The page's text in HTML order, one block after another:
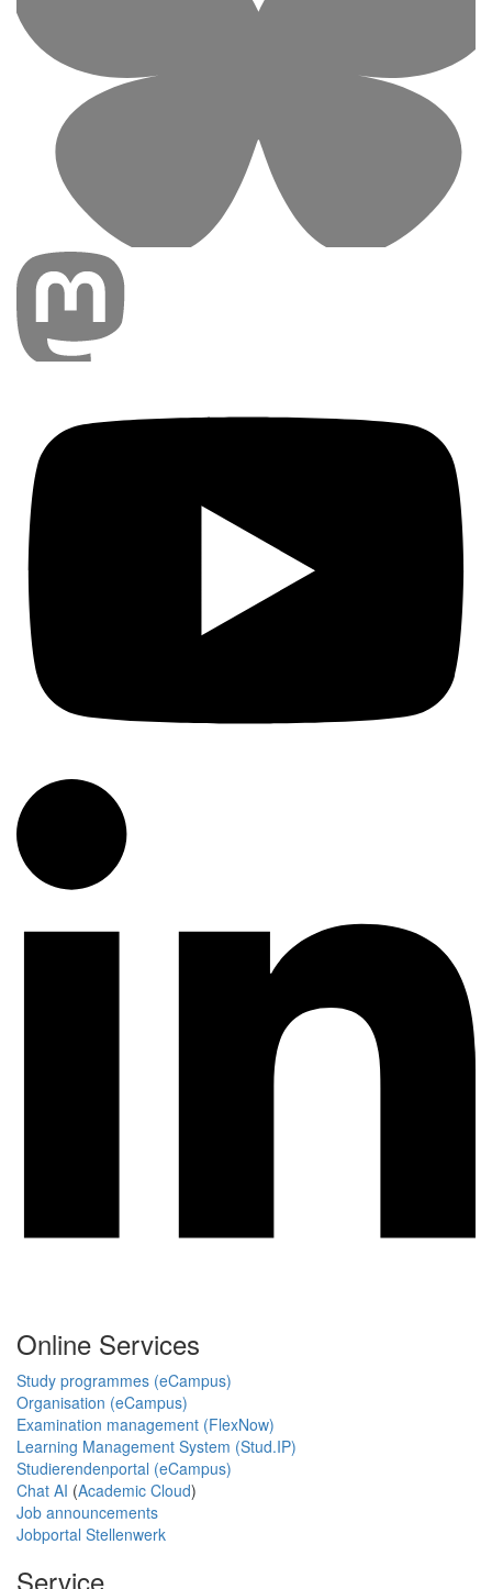
Online Services
Study programmes (eCampus)
Organisation (eCampus)
Examination management (FlexNow)
Learning Management System (Stud.IP)
Studierendenportal (eCampus)
Chat AI (Academic Cloud)
Job announcements
Jobportal Stellenwerk
Service